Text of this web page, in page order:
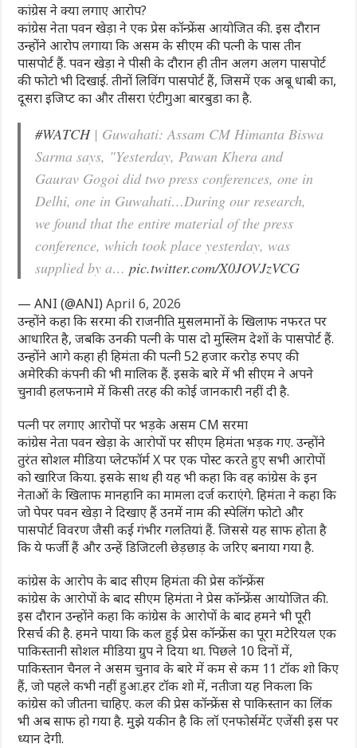
कांग्रेस ने क्या लगाए आरोप?
कांग्रेस नेता पवन खेड़ा ने एक प्रेस कॉन्फ्रेंस आयोजित की. इस दौरान
उन्‍होंने आरोप लगाया कि असम के सीएम की पत्नी के पास तीन
पासपोर्ट हैं. पवन खेड़ा ने पीसी के दौरान ही तीन अलग अलग पासपोर्ट
की फोटो भी दिखाई. तीनों लिविंग पासपोर्ट हैं, जिसमें एक अबू धाबी का,
दूसरा इजिप्ट का और तीसरा एंटीगुआ बारबुडा का है.
#WATCH| Guwahati: Assam CM Himanta Biswa
Sarma says, "Yesterday, Pawan Khera and
Gaurav Gogoi did two press conferences, one in
Delhi, one in Guwahati…During our research,
we found that the entire material of the press
conference, which took place yesterday, was
supplied by a…pic.twitter.com/X0JOVJzVCG
— ANI (@ANI)April 6, 2026
उन्होंने कहा कि सरमा की राजनीति मुसलमानों के खिलाफ नफरत पर
आधारित है, जबकि उनकी पत्नी के पास दो मुस्लिम देशों के पासपोर्ट हैं.
उन्होंने आगे कहा ही हिमंता की पत्नी 52 हजार करोड़ रुपए की
अमेरिकी कंपनी की भी मालिक हैं. इसके बारे में भी सीएम ने अपने
चुनावी हलफनामे में किसी तरह की कोई जानकारी नहीं दी है.
पत्नी पर लगाए आरोपों पर भड़के असम CM सरमा
कांग्रेस नेता पवन खेड़ा के आरोपों पर सीएम हिमंता भड़क गए. उन्‍होंने
तुरंत सोशल मीडिया प्लेटफॉर्म X पर एक पोस्ट करते हुए सभी आरोपों
को खारिज किया. इसके साथ ही यह भी कहा कि वह कांग्रेस के इन
नेताओं के खिलाफ मानहानि का मामला दर्ज कराएंगे. हिमंता ने कहा कि
जो पेपर पवन खेड़ा ने दिखाए हैं उनमें नाम की स्पेलिंग फोटो और
पासपोर्ट विवरण जैसी कई गंभीर गलतियां हैं. जिससे यह साफ होता है
कि ये फर्जी हैं और उन्हें ड‍िज‍िटली छेड़छाड़ के जरिए बनाया गया है.
कांग्रेस के आरोप के बाद सीएम हिमंता की प्रेस कॉन्फ्रेंस
कांग्रेस के आरोपों के बाद सीएम हिमंता ने प्रेस कॉन्फ्रेंस आयोजित की.
इस दौरान उन्‍होंने कहा कि कांग्रेस के आरोपों के बाद हमने भी पूरी
रिसर्च की है. हमने पाया कि कल हुई प्रेस कॉन्फ्रेंस का पूरा मटेरियल एक
पाकिस्तानी सोशल मीडिया ग्रुप ने दिया था. पिछले 10 दिनों में,
पाकिस्तान चैनल ने असम चुनाव के बारे में कम से कम 11 टॉक शो किए
हैं, जो पहले कभी नहीं हुआ.हर टॉक शो में, नतीजा यह निकला कि
कांग्रेस को जीतना चाहिए. कल की प्रेस कॉन्फ्रेंस से पाकिस्तान का लिंक
भी अब साफ हो गया है. मुझे यकीन है कि लॉ एनफोर्समेंट एजेंसी इस पर
ध्यान देगी.